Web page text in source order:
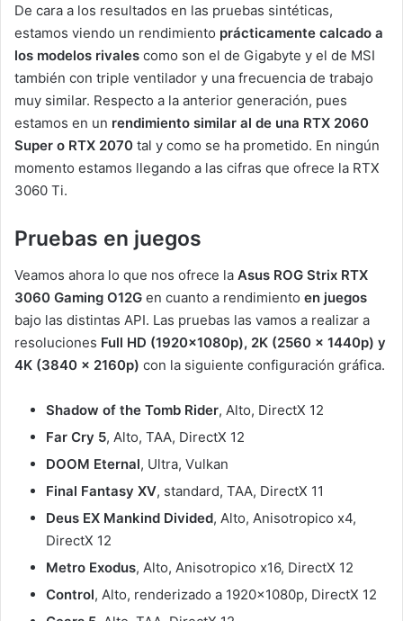
De cara a los resultados en las pruebas sintéticas,
estamos viendo un rendimiento prácticamente calcado a
los modelos rivales como son el de Gigabyte y el de MSI
también con triple ventilador y una frecuencia de trabajo
muy similar. Respecto a la anterior generación, pues
estamos en un rendimiento similar al de una RTX 2060
Super o RTX 2070 tal y como se ha prometido. En ningún
momento estamos llegando a las cifras que ofrece la RTX
3060 Ti.
Pruebas en juegos
Veamos ahora lo que nos ofrece la Asus ROG Strix RTX
3060 Gaming O12G en cuanto a rendimiento en juegos
bajo las distintas API. Las pruebas las vamos a realizar a
resoluciones Full HD (1920x1080p), 2K (2560 x 1440p) y
4K (3840 x 2160p) con la siguiente configuración gráfica.
Shadow of the Tomb Rider, Alto, DirectX 12
Far Cry 5, Alto, TAA, DirectX 12
DOOM Eternal, Ultra, Vulkan
Final Fantasy XV, standard, TAA, DirectX 11
Deus EX Mankind Divided, Alto, Anisotropico x4,
DirectX 12
Metro Exodus, Alto, Anisotropico x16, DirectX 12
Control, Alto, renderizado a 1920x1080p, DirectX 12